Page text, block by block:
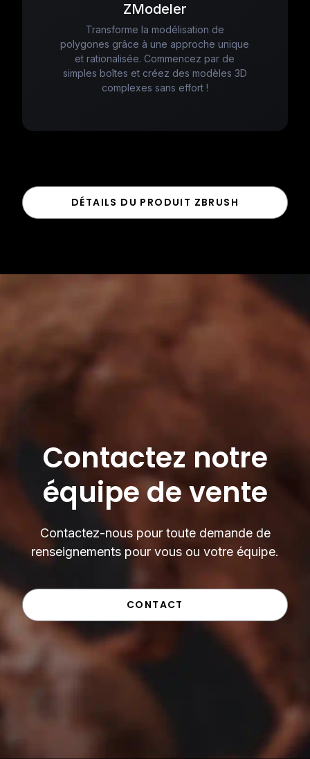
ZModeler
Transforme la modélisation de
polygones grâce à une approche unique
et rationalisée. Commencez par de
simples boîtes et créez des modèles 3D
complexes sans effort !
DÉTAILS DU PRODUIT ZBRUSH
Contactez notre
équipe de vente
Contactez-nous pour toute demande de
renseignements pour vous ou votre équipe.
CONTACT